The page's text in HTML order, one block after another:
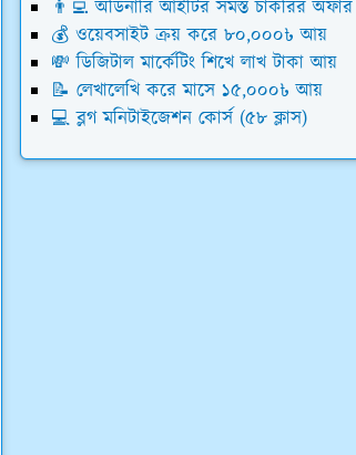
👨‍💻 অর্ডিনারি আইটির সমস্ত চাকরির অফার
💰 ওয়েবসাইট ক্রয় করে ৮০,০০০৳ আয়
💸 ডিজিটাল মার্কেটিং শিখে লাখ টাকা আয়
📝 লেখালেখি করে মাসে ১৫,০০০৳ আয়
💻 ব্লগ মনিটাইজেশন কোর্স (৫৮ ক্লাস)